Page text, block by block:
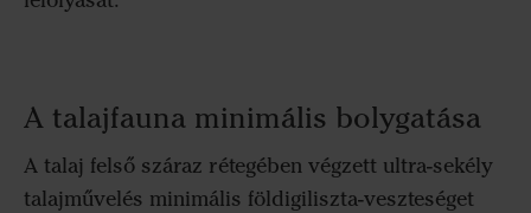
A talajfauna minimális bolygatása
A talaj felső száraz rétegében végzett ultra-sekély
talajművelés minimális földigiliszta-veszteséget